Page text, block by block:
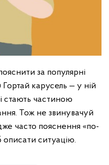
за популярні
Гортай карусель — у ній
стають частиною
Тож не звинувачуй
часто пояснення «по-
ситуацію.